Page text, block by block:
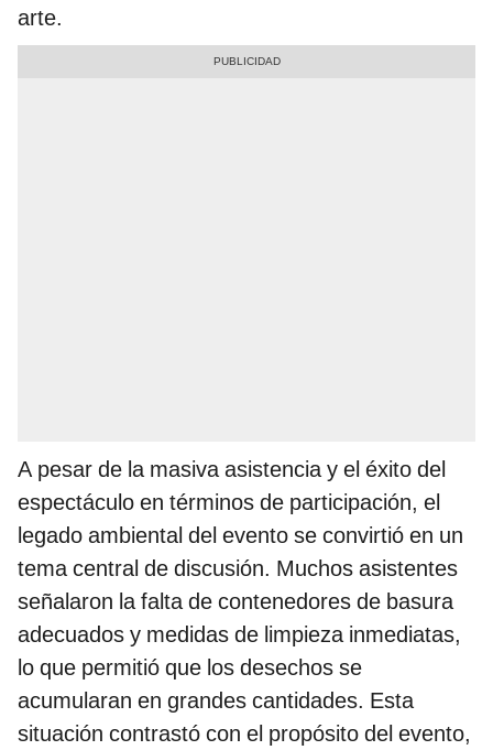
arte.
A pesar de la masiva asistencia y el éxito del
espectáculo en términos de participación, el
legado ambiental del evento se convirtió en un
tema central de discusión. Muchos asistentes
señalaron la falta de contenedores de basura
adecuados y medidas de limpieza inmediatas,
lo que permitió que los desechos se
acumularan en grandes cantidades. Esta
situación contrastó con el propósito del evento,